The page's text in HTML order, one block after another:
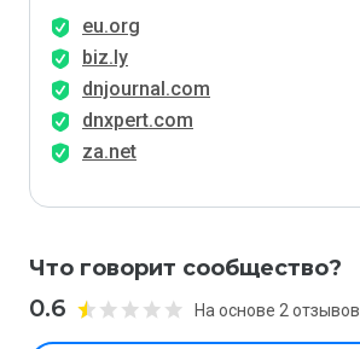
eu.org
biz.ly
dnjournal.com
dnxpert.com
za.net
Что говорит сообщество?
0.6 На основе 2 отзывов